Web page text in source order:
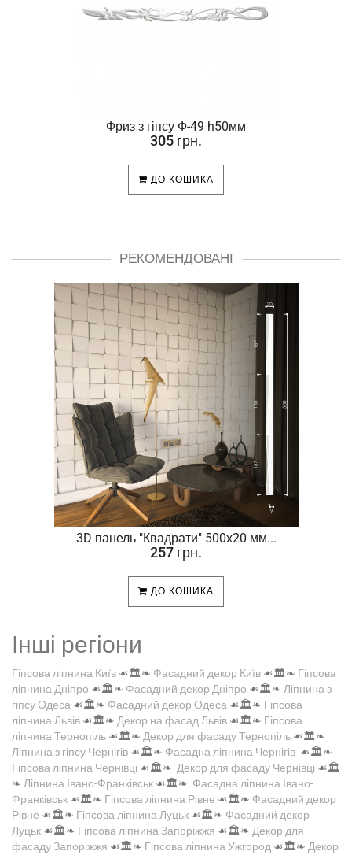
Фриз з гіпсу Ф-49 h50мм
305 грн.
ДО КОШИКА
РЕКОМЕНДОВАНІ
3D панель "Квадрати" 500х20 мм...
257 грн.
ДО КОШИКА
Інші регіони
Гіпсова ліпнина Київ ☙🏛️❧ Фасадний декор Київ ☙🏛️❧ Гіпсова
ліпнина Дніпро ☙🏛️❧ Фасадний декор Дніпро ☙🏛️❧ Ліпнина з
гіпсу Одеса ☙🏛️❧ Фасадний декор Одеса ☙🏛️❧ Гіпсова
ліпнина Львів ☙🏛️❧ Декор на фасад Львів ☙🏛️❧ Гіпсова
ліпнина Тернопіль ☙🏛️❧ Декор для фасаду Тернопіль ☙🏛️❧
Ліпнина з гіпсу Чернігів ☙🏛️❧ Фасадна ліпнина Чернігів ☙🏛️❧
Гіпсова ліпнина Чернівці ☙🏛️❧ Декор для фасаду Чернівці ☙🏛️
❧ Ліпнина Івано-Франківськ ☙🏛️❧ Фасадна ліпнина Івано-
Франківськ ☙🏛️❧ Гіпсова ліпнина Рівне ☙🏛️❧ Фасадний декор
Рівне ☙🏛️❧ Гіпсова ліпнина Луцьк ☙🏛️❧ Фасадний декор
Луцьк ☙🏛️❧ Гіпсова ліпнина Запоріжжя ☙🏛️❧ Декор для
фасаду Запоріжжя ☙🏛️❧ Гіпсова ліпнина Ужгород ☙🏛️❧ Декор